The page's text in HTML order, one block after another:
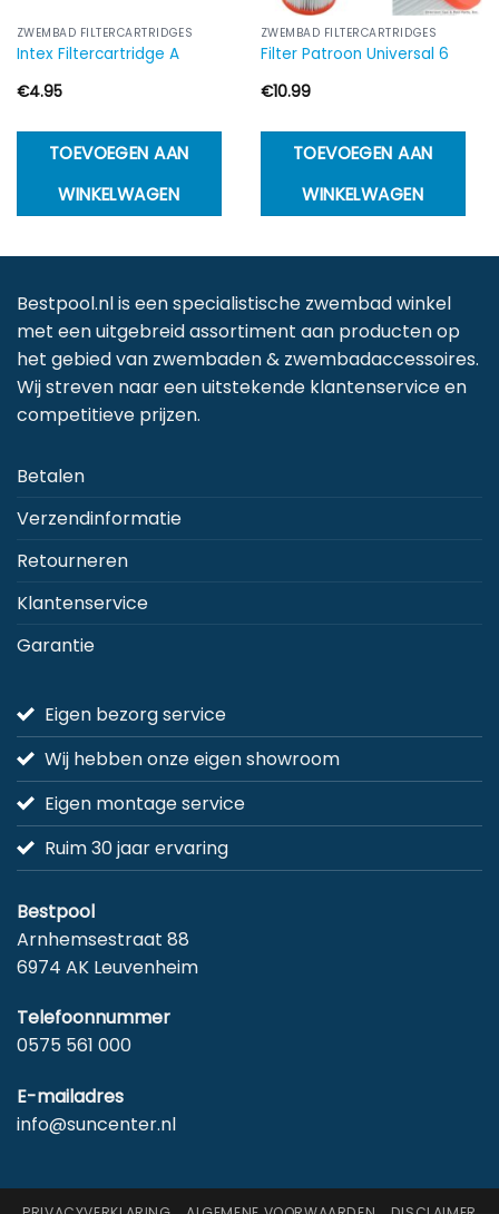
ZWEMBAD FILTERCARTRIDGES
Intex Filtercartridge A
€4.95
TOEVOEGEN AAN
WINKELWAGEN
ZWEMBAD FILTERCARTRIDGES
Filter Patroon Universal 6
€10.99
TOEVOEGEN AAN
WINKELWAGEN
Bestpool.nl is een specialistische zwembad winkel
met een uitgebreid assortiment aan producten op
het gebied van zwembaden & zwembadaccessoires.
Wij streven naar een uitstekende klantenservice en
competitieve prijzen.
Betalen
Verzendinformatie
Retourneren
Klantenservice
Garantie
Eigen bezorg service
Wij hebben onze eigen showroom
Eigen montage service
Ruim 30 jaar ervaring
Bestpool
Arnhemsestraat 88
6974 AK Leuvenheim
Telefoonnummer
0575 561 000
E-mailadres
info@suncenter.nl